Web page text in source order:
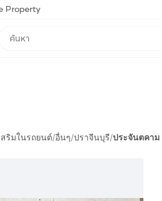
Property
ริมในรถยนต์/อื่นๆ/ปราจีนบุรี/ประจันตคาม